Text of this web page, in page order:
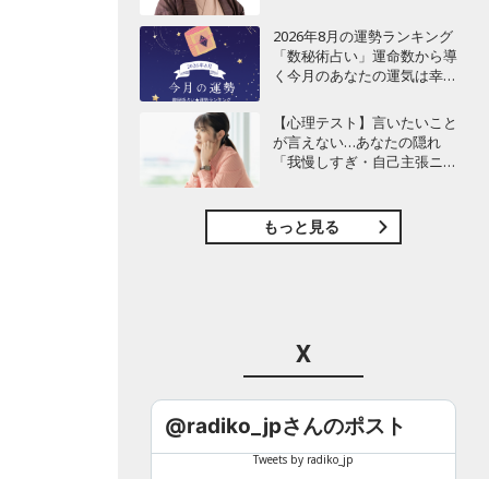
2026年8月の運勢ランキング
「数秘術占い」運命数から導
く今月のあなたの運気は幸運
【心理テスト】言いたいこと
が言えない…あなたの隠れ
「我慢しすぎ・自己主張ニガ
もっと見る
X
@radiko_jpさんのポスト
Tweets by radiko_jp